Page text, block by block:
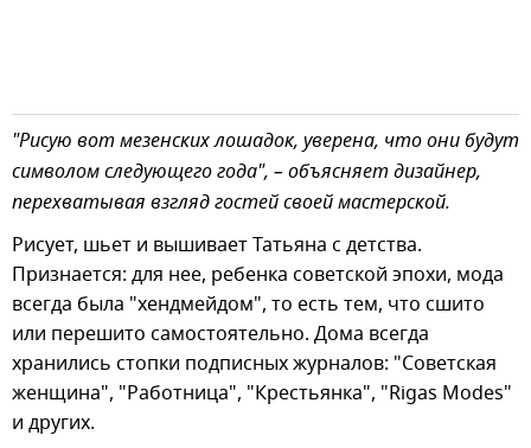
"Рисую вот мезенских лошадок, уверена, что они будут
символом следующего года", – объясняет дизайнер,
перехватывая взгляд гостей своей мастерской.
Рисует, шьет и вышивает Татьяна с детства.
Признается: для нее, ребенка советской эпохи, мода
всегда была "хендмейдом", то есть тем, что сшито
или перешито самостоятельно. Дома всегда
хранились стопки подписных журналов: "Советская
женщина", "Работница", "Крестьянка", "Rigas Modes"
и других.